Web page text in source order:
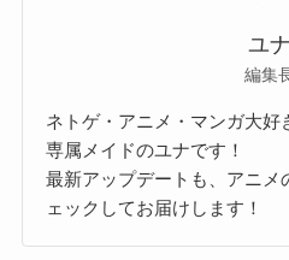
ユナ
編集
ネトゲ・アニメ・マンガ大好
専属メイドのユナです！
最新アップデートも、アニメ
ェックしてお届けします！